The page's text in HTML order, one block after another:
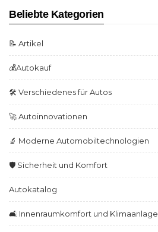
Beliebte Kategorien
📝 Artikel
💰Autokauf
🛠️ Verschiedenes für Autos
🚀 Autoinnovationen
🔬 Moderne Automobiltechnologien
🛡️ Sicherheit und Komfort
Autokatalog
🛋️ Innenraumkomfort und Klimaanlage